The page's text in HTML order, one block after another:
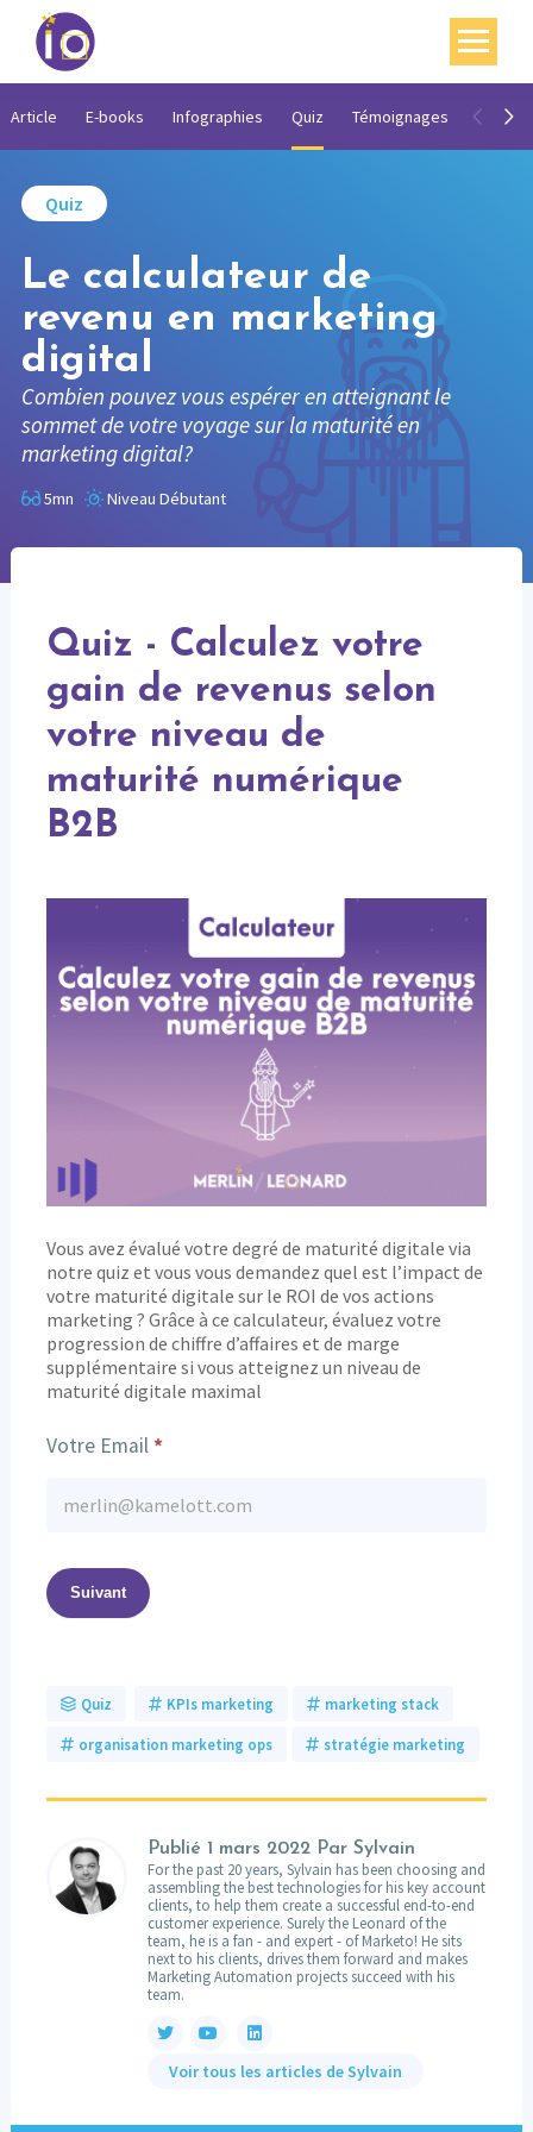
Vos enjeux
Académie
Ressources
Agenda
Contact
Mon compte
English
Article E-books Infographies Quiz Témoignages Vidéos
Quiz
Le calculateur de
revenu en marketing
digital
Combien pouvez vous espérer en atteignant le
sommet de votre voyage sur la maturité en
marketing digital?
5mn Niveau Débutant
-
Calculez
votre
gain
de
revenus
selon
votre
niveau
de
maturité
Quiz - Calculez votre
gain de revenus selon
votre niveau de
maturité numérique
B2B
Vous avez évalué votre degré de maturité digitale via
notre quiz et vous vous demandez quel est l’impact de
votre maturité digitale sur le ROI de vos actions
marketing ? Grâce à ce calculateur, évaluez votre
progression de chiffre d’affaires et de marge
supplémentaire si vous atteignez un niveau de
maturité digitale maximal
Votre Email*
Suivant
Quiz KPIs marketing marketing stack
organisation marketing ops stratégie marketing
Publié 1 mars 2022Par Sylvain
For the past 20 years, Sylvain has been choosing and
assembling the best technologies for his key account
clients, to help them create a successful end-to-end
customer experience. Surely the Leonard of the
team, he is a fan - and expert - of Marketo! He sits
next to his clients, drives them forward and makes
Marketing Automation projects succeed with his
team.
Voir tous les articles de Sylvain